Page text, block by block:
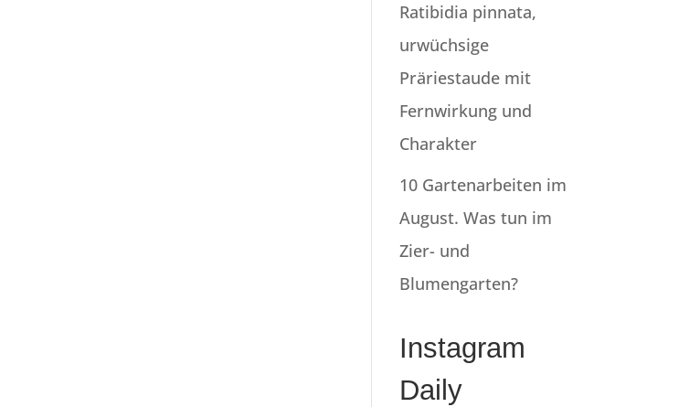
Ratibidia pinnata,
urwüchsige
Präriestaude mit
Fernwirkung und
Charakter
10 Gartenarbeiten im
August. Was tun im
Zier- und
Blumengarten?
Instagram
Daily